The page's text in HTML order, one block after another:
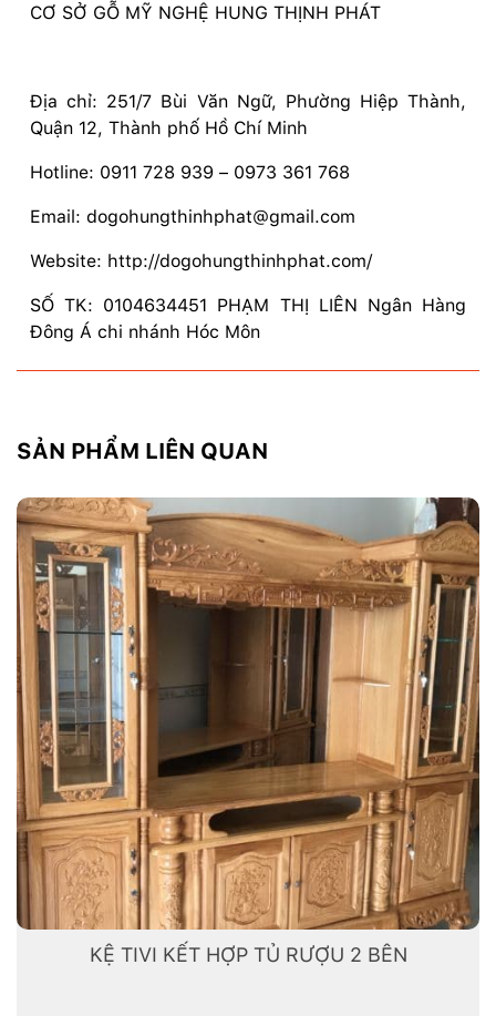
CƠ SỞ GỖ MỸ NGHỆ HUNG THỊNH PHÁT
Địa chỉ: 251/7 Bùi Văn Ngữ, Phường Hiệp Thành,
Quận 12, Thành phố Hồ Chí Minh
Hotline: 0911 728 939 – 0973 361 768
Email: dogohungthinhphat@gmail.com
Website: http://dogohungthinhphat.com/
SỐ TK: 0104634451 PHẠM THỊ LIÊN Ngân Hàng
Đông Á chi nhánh Hóc Môn
SẢN PHẨM LIÊN QUAN
KỆ TIVI KẾT HỢP TỦ RƯỢU 2 BÊN